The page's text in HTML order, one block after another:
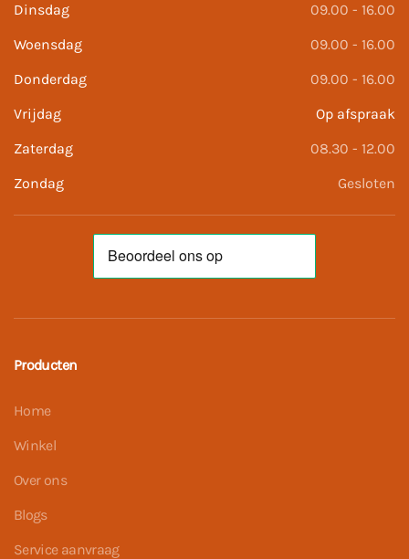
Dinsdag
09.00 - 16.00
Woensdag
09.00 - 16.00
Donderdag
09.00 - 16.00
Vrijdag
Op afspraak
Zaterdag
08.30 - 12.00
Zondag
Gesloten
Producten
Home
Winkel
Over ons
Blogs
Service aanvraag